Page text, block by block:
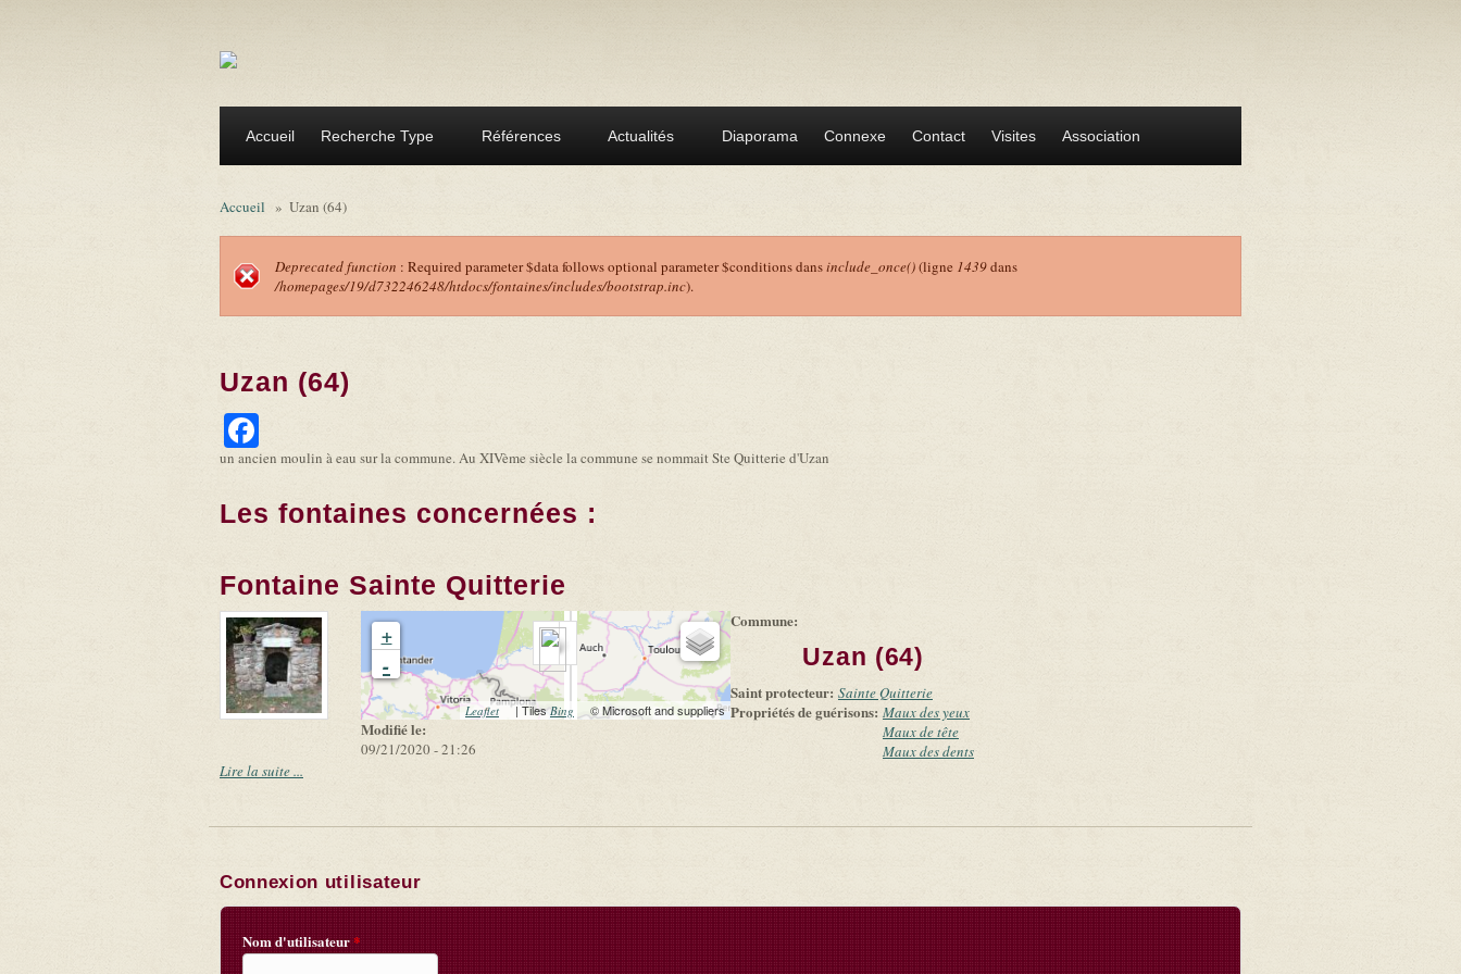
Accueil Recherche Type Références Actualités Diaporama Connexe Contact Visites Association
Accueil » Uzan (64)
Message d'erreur
Deprecated function : Required parameter $data follows optional parameter $conditions dansinclude_once()(ligne 1439dans
/homepages/19/d732246248/htdocs/fontaines/includes/bootstrap.inc).
Uzan (64)
un ancien moulin à eau sur la commune. Au XIVème siècle la commune se nommait Ste Quitterie d'Uzan
Les fontaines concernées :
Fontaine Sainte Quitterie
+
-
Leaflet(link is external)
| TilesBing (link is external)
© Microsoft and suppliers
Modifié le:
09/21/2020 - 21:26
Commune:
Uzan (64)
Saint protecteur: Sainte Quitterie
Propriétés de guérisons: Maux des yeux
Maux de tête
Maux des dents
Lire la suite ...
Connexion utilisateur
Nom d'utilisateur*